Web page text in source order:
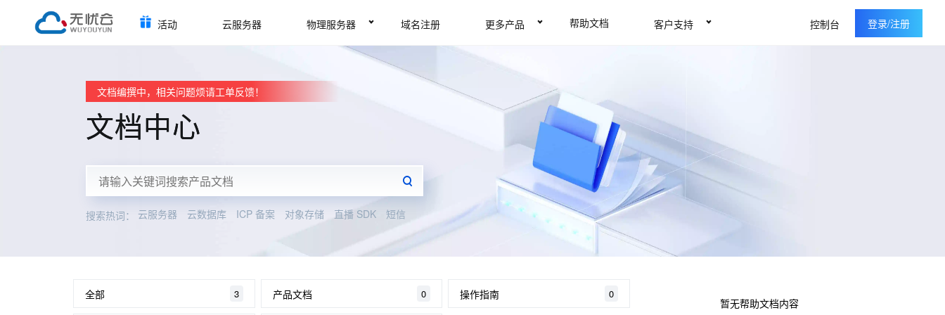
活动 云服务器 物理服务器 域名注册 更多产品 帮助文档 客户支持 控制台 登录/注册
文档编撰中，相关问题烦请工单反馈！
文档中心
搜索热词： 云服务器 云数据库 ICP 备案 对象存储 直播 SDK 短信
全部 3 产品文档 0 操作指南 0
暂无帮助文档内容